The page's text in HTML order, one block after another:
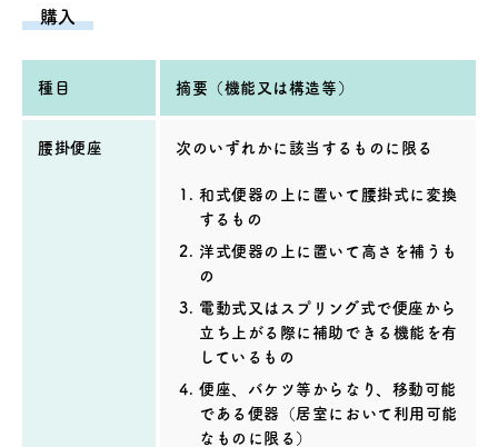
購入
種目 摘要（機能又は構造等）
腰掛便座 次のいずれかに該当するものに限る
和式便器の上に置いて腰掛式に変換
するもの
洋式便器の上に置いて高さを補うも
の
電動式又はスプリング式で便座から
立ち上がる際に補助できる機能を有
しているもの
便座、バケツ等からなり、移動可能
である便器（居室において利用可能
なものに限る）